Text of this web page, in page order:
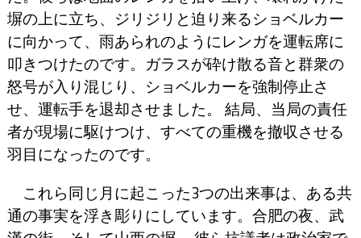
塀の上に立ち、ジリジリと迫り来るショベルカー
に向かって、雨あられのようにレンガを運転席に
叩きつけたのです。ガラスが砕け散る音と群衆の
怒号が入り混じり、ショベルカーを強制停止さ
せ、運転手を退却させました。 結局、当局の責任
者が現場に駆けつけ、すべての重機を撤収させる
羽目になったのです。
これら同じ月に起こった3つの出来事は、ある共
通の事実を浮き彫りにしています。合肥の夜、武